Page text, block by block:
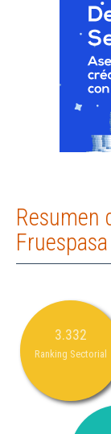
Resumen
Fruespasa
3.332
Ranking Sectorial